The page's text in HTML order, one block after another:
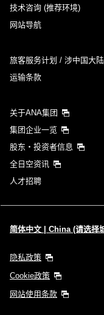
技术咨询 (推荐环境)
网站导航
旅客服务计划 / 涉中国大
运输条款
关于ANA集团
集团企业一览
股东・投资者信息
全日空资讯
人才招聘
简体中文 | China (请选择
隐私政策
Cookie政策
网站使用条款